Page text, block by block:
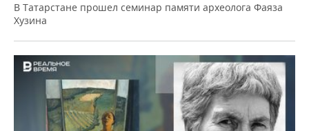
В Татарстане прошел семинар памяти археолога Фаяза
Хузина